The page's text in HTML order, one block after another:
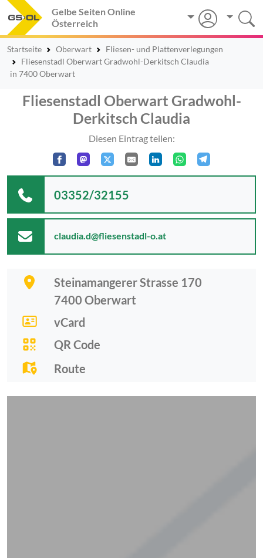
Gelbe Seiten Online
Österreich
Startseite Oberwart
Fliesen- und Plattenverlegungen
Fliesenstadl Oberwart Gradwohl-Derkitsch Claudia
in 7400 Oberwart
Fliesenstadl Oberwart Gradwohl-
Derkitsch Claudia
Diesen Eintrag teilen:
Steinamangerer Strasse 170
7400 Oberwart
vCard
QR Code
Route
03352/32155
claudia.d@fliesenstadl-o.at